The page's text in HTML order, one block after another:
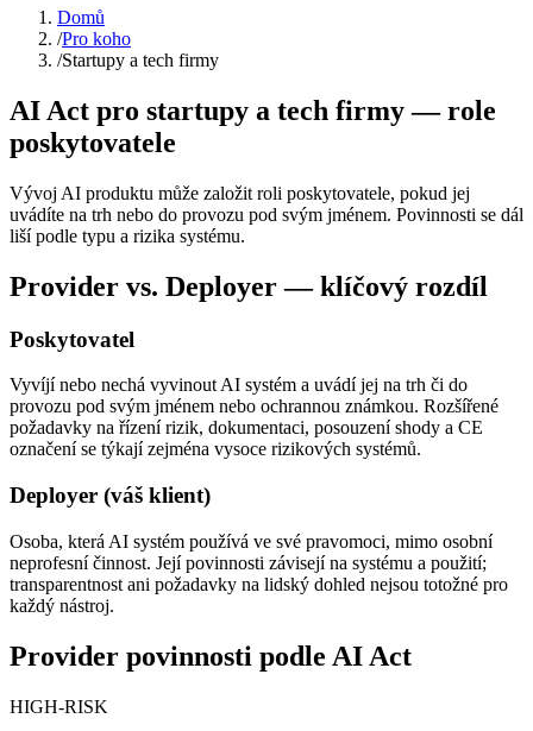
Domů
/Pro koho
/Startupy a tech firmy
AI Act pro startupy a tech firmy — role
poskytovatele
Vývoj AI produktu může založit roli poskytovatele, pokud jej
uvádíte na trh nebo do provozu pod svým jménem. Povinnosti se dál
liší podle typu a rizika systému.
Provider vs. Deployer — klíčový rozdíl
Poskytovatel
Vyvíjí nebo nechá vyvinout AI systém a uvádí jej na trh či do
provozu pod svým jménem nebo ochrannou známkou. Rozšířené
požadavky na řízení rizik, dokumentaci, posouzení shody a CE
označení se týkají zejména vysoce rizikových systémů.
Deployer (váš klient)
Osoba, která AI systém používá ve své pravomoci, mimo osobní
neprofesní činnost. Její povinnosti závisejí na systému a použití;
transparentnost ani požadavky na lidský dohled nejsou totožné pro
každý nástroj.
Provider povinnosti podle AI Act
HIGH-RISK